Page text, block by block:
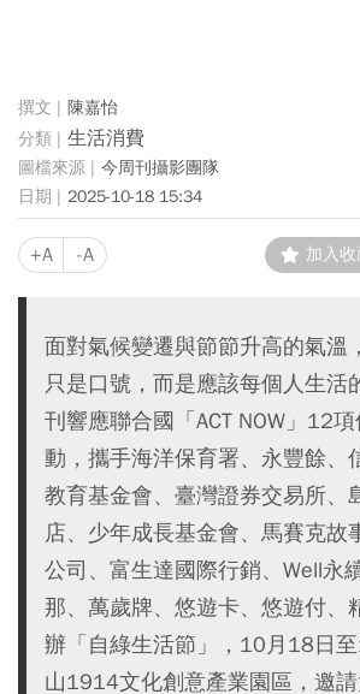
陳嘉怡
生活消費
今周刊攝影團隊
2025-10-18 15:34
+A -A 加入收
面對氣候變遷與節節升高的氣溫
只是口號，而是應該每個人生活
刊響應聯合國「ACT NOW」12
動，攜手海洋保育署、永豐餘、
教育基金會、臺灣證券交易所、
店、少年成長基金會、馬賽克故
公司、富生達國際行銷、Well永
那、萬歲牌、悠遊卡、悠遊付、
辦「自綠生活節」，10月18日
山1914文化創意產業園區，邀